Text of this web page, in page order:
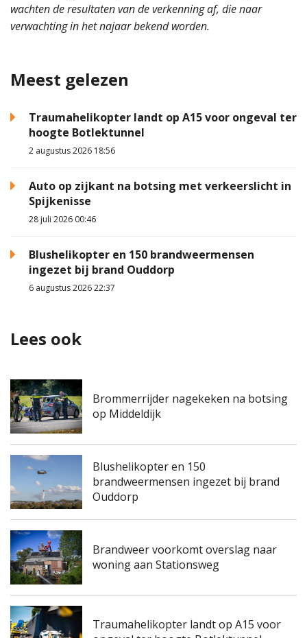
wachten de resultaten van de verkenning af, die naar
verwachting in het najaar bekend worden.
Meest gelezen
Traumahelikopter landt op A15 voor ongeval ter
hoogte Botlektunnel
2 augustus 2026 18:56
Auto op zijkant na botsing met verkeerslicht in
Spijkenisse
28 juli 2026 00:46
Blushelikopter en 150 brandweermensen
ingezet bij brand Ouddorp
6 augustus 2026 22:37
Lees ook
Brommerrijder nagekeken na botsing
op Middeldijk
Blushelikopter en 150
brandweermensen ingezet bij brand
Ouddorp
Brandweer voorkomt overslag naar
woning aan Stationsweg
Traumahelikopter landt op A15 voor